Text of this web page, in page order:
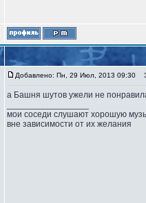
Добавлено: Пн, 29 Июл, 2013 09:30
а Башня шутов ужели не
мои соседи слушают хорошую
вне зависимости от их желания